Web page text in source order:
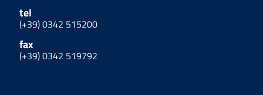
tel
(+39) 0342 515200
fax
(+39) 0342 519792